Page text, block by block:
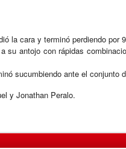
la cara y terminó perdiendo por
antojo con rápidas
sucumbiendo ante el conjunto
y Jonathan Peralo.